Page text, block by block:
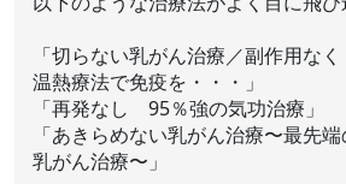
「切らない乳がん治療／副作用な
温熱療法で免疫を・・・」
「再発なし 95％強の気功治療」
「あきらめない乳がん治療〜最先
乳がん治療〜」